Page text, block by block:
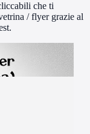
che ti
/ flyer grazie al